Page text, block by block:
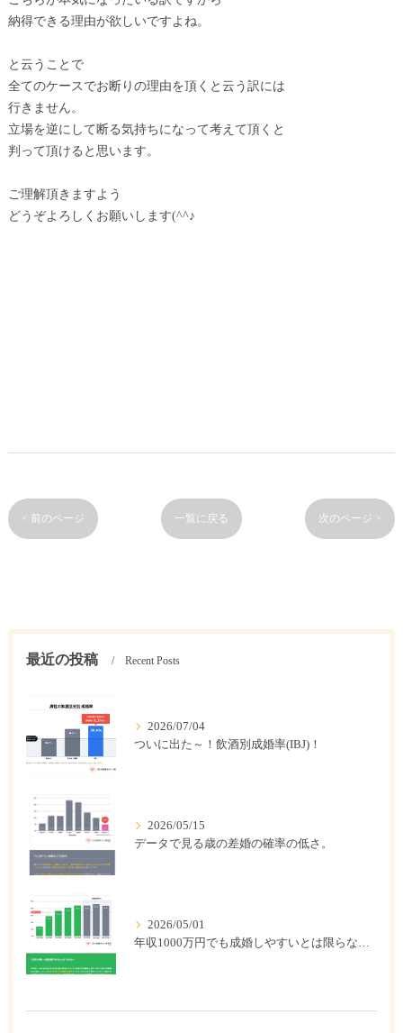
納得できる理由が欲しいですよね。
と云うことで
全てのケースでお断りの理由を頂くと云う訳には
行きません。
立場を逆にして断る気持ちになって考えて頂くと
判って頂けると思います。
ご理解頂きますよ​う
どうぞよろしくお願いします(^^♪
< 前のページ 一覧に戻る 次のページ >
最近の投稿 Recent Posts
2026/07/04
ついに出た～！飲酒別成婚率(IBJ)！
2026/05/15
データで見る歳の差婚の確率の低さ。
2026/05/01
年収1000万円でも成婚しやすいとは限らない? 「年収帯別の成婚率」のリアル